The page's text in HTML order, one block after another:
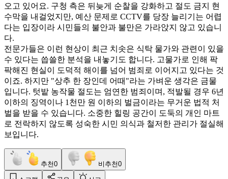
오고 있어요. 구청 측은 뒤늦게 순찰을 강화하고 절도 금지 현
수막을 내걸었지만, 예산 문제로 CCTV를 당장 늘리기는 어렵
다는 입장이라 시민들의 불안과 불만은 가라앉지 않고 있습니
다.
전문가들은 이런 현상이 최근 치솟은 식탁 물가와 관련이 있을
수 있다는 씁쓸한 분석을 내놓기도 합니다. 고물가로 인해 팍
팍해진 현실이 도덕적 해이를 넘어 범죄로 이어지고 있다는 것
이죠. 하지만 "상추 한 장인데 어때"라는 가벼운 생각은 금물
입니다. 텃밭 농작물 절도는 엄연한 범죄이며, 적발될 경우 6년
이하의 징역이나 1천만 원 이하의 벌금이라는 무거운 법적 처
벌을 받을 수 있습니다. 소중한 힐링 공간이 도둑의 개인 마트
로 전락하지 않도록 성숙한 시민 의식과 철저한 관리가 절실해
보입니다.
추천0 비추천0